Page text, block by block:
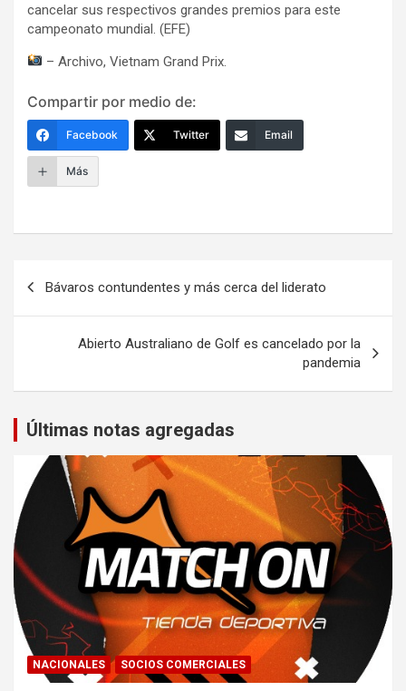
cancelar sus respectivos grandes premios para este
campeonato mundial. (EFE)
– Archivo, Vietnam Grand Prix.
Compartir por medio de:
Facebook Twitter Email
Más
Bávaros contundentes y más cerca del liderato
Abierto Australiano de Golf es cancelado por la
pandemia
Últimas notas agregadas
NACIONALES SOCIOS COMERCIALES